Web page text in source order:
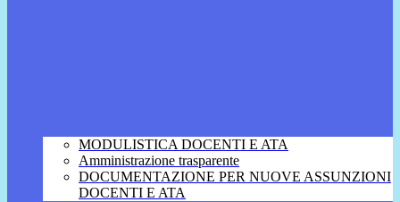
MODULISTICA DOCENTI E ATA
Amministrazione trasparente
DOCUMENTAZIONE PER NUOVE ASSUNZIONI
DOCENTI E ATA